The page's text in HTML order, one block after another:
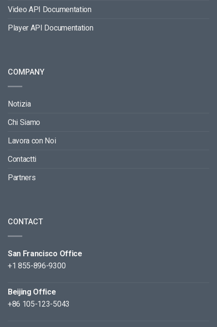
Video API Documentation
Player API Documentation
COMPANY
Notizia
Chi Siamo
Lavora con Noi
Contactti
Partners
CONTACT
San Francisco Office
+1 855-896-9300
Beijing Office
+86 105-123-5043